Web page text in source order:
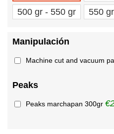
500 gr - 550 gr
550
Manipulación
Machine cut and vacuum
Peaks
Peaks marchapan 300gr